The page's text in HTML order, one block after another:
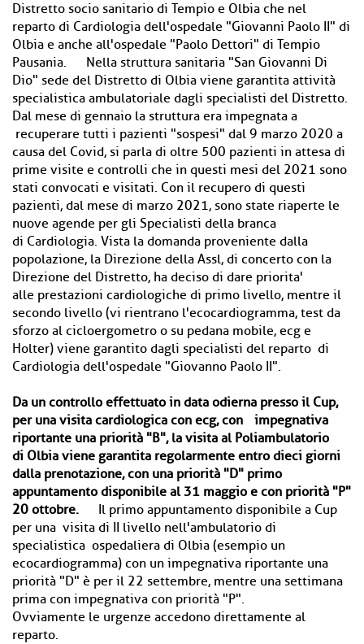
Distretto socio sanitario di Tempio e Olbia che nel
reparto di Cardiologia dell'ospedale "Giovanni Paolo II" di
Olbia e anche all'ospedale "Paolo Dettori" di Tempio
Pausania. Nella struttura sanitaria "San Giovanni Di
Dio" sede del Distretto di Olbia viene garantita attività
specialistica ambulatoriale dagli specialisti del Distretto.
Dal mese di gennaio la struttura era impegnata a
recuperare tutti i pazienti "sospesi" dal 9 marzo 2020 a
causa del Covid, si parla di oltre 500 pazienti in attesa di
prime visite e controlli che in questi mesi del 2021 sono
stati convocati e visitati. Con il recupero di questi
pazienti, dal mese di marzo 2021, sono state riaperte le
nuove agende per gli Specialisti della branca
di Cardiologia. Vista la domanda proveniente dalla
popolazione, la Direzione della Assl, di concerto con la
Direzione del Distretto, ha deciso di dare priorita'
alle prestazioni cardiologiche di primo livello, mentre il
secondo livello (vi rientrano l'ecocardiogramma, test da
sforzo al cicloergometro o su pedana mobile, ecg e
Holter) viene garantito dagli specialisti del reparto di
Cardiologia dell'ospedale "Giovanno Paolo II".
Da un controllo effettuato in data odierna presso il Cup,
per una visita cardiologica con ecg, con impegnativa
riportante una priorità "B", la visita al Poliambulatorio
di Olbia viene garantita regolarmente entro dieci giorni
dalla prenotazione, con una priorità "D" primo
appuntamento disponibile al 31 maggio e con priorità "P"
20 ottobre. Il primo appuntamento disponibile a Cup
per una visita di II livello nell'ambulatorio di
specialistica ospedaliera di Olbia (esempio un
ecocardiogramma) con un impegnativa riportante una
priorità "D" è per il 22 settembre, mentre una settimana
prima con impegnativa con priorità "P".
Ovviamente le urgenze accedono direttamente al
reparto.